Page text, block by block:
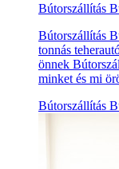
Bútorszállítás
Bútorszállítás
tonnás
önnek
minket és mi
Bútorszállítás